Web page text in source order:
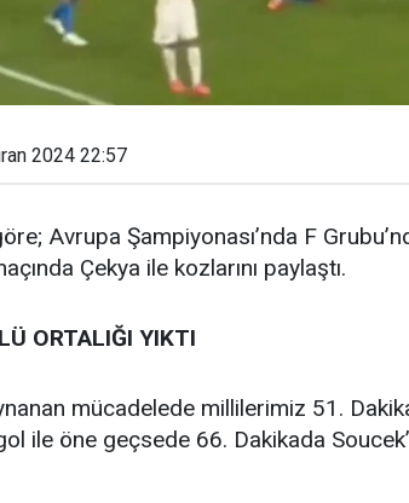
2024 22:57
Avrupa Şampiyonası’nda F
Çekya ile kozlarını paylaştı.
ORTALIĞI YIKTI
mücadelede millilerimiz 51.
ile öne geçsede 66. Dakikada